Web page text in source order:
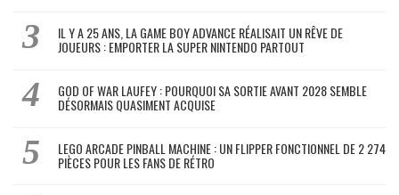
IL Y A 25 ANS, LA GAME BOY ADVANCE RÉALISAIT UN RÊVE DE
JOUEURS : EMPORTER LA SUPER NINTENDO PARTOUT
GOD OF WAR LAUFEY : POURQUOI SA SORTIE AVANT 2028 SEMBLE
DÉSORMAIS QUASIMENT ACQUISE
LEGO ARCADE PINBALL MACHINE : UN FLIPPER FONCTIONNEL DE 2 274
PIÈCES POUR LES FANS DE RÉTRO